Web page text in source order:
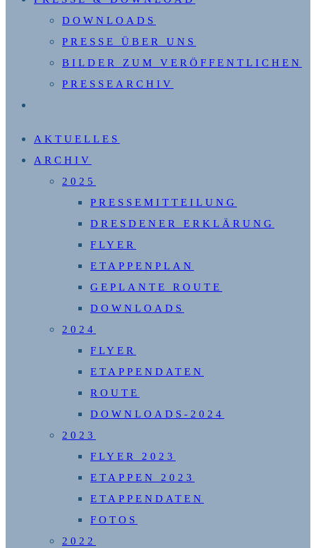
DOWNLOADS
PRESSE ÜBER UNS
BILDER ZUM VERÖFFENTLICHEN
PRESSEARCHIV
UMSCHALTEN
AKTUELLES
ARCHIV
2025
PRESSEMITTEILUNG
DRESDENER ERKLÄRUNG
FLYER
ETAPPENPLAN
GEPLANTE ROUTE
DOWNLOADS
2024
FLYER
ETAPPENDATEN
ROUTE
DOWNLOADS-2024
2023
FLYER 2023
ETAPPEN 2023
ETAPPENDATEN
FOTOS
2022